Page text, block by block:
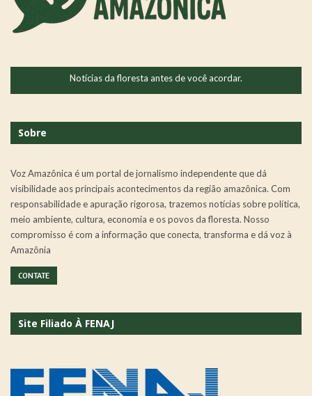
Notícias da floresta antes de você acordar.
Sobre
Voz Amazônica é um portal de jornalismo independente que dá
visibilidade aos principais acontecimentos da região amazônica. Com
responsabilidade e apuração rigorosa, trazemos notícias sobre política,
meio ambiente, cultura, economia e os povos da floresta. Nosso
compromisso é com a informação que conecta, transforma e dá voz à
Amazônia
CONTATE
Site Filiado À FENAJ